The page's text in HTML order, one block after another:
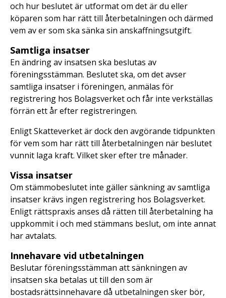
och hur beslutet är utformat om det är du eller
köparen som har rätt till återbetalningen och därmed
vem av er som ska sänka sin anskaffningsutgift.
Samtliga insatser
En ändring av insatsen ska beslutas av
föreningsstämman. Beslutet ska, om det avser
samtliga insatser i föreningen, anmälas för
registrering hos Bolagsverket och får inte verkställas
förrän ett år efter registreringen.
Enligt Skatteverket är dock den avgörande tidpunkten
för vem som har rätt till återbetalningen när beslutet
vunnit laga kraft. Vilket sker efter tre månader.
Vissa insatser
Om stämmobeslutet inte gäller sänkning av samtliga
insatser krävs ingen registrering hos Bolagsverket.
Enligt rättspraxis anses då rätten till återbetalning ha
uppkommit i och med stämmans beslut, om inte annat
har avtalats.
Innehavare vid utbetalningen
Beslutar föreningsstämman att sänkningen av
insatsen ska betalas ut till den som är
bostadsrättsinnehavare då utbetalningen sker bör,